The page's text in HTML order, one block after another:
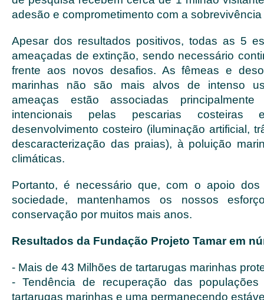
adesão e comprometimento com a
Apesar dos resultados positivos, todas as 5
ameaçadas de extinção, sendo necessário
frente aos novos desafios. As fêmeas e
marinhas não são mais alvos de intenso
ameaças estão associadas
intencionais pelas pescarias costeiras
desenvolvimento costeiro (iluminação artificial,
descaracterização das praias), à poluição
climáticas.
Portanto, é necessário que, com o apoio
sociedade, mantenhamos os nossos
conservação por muitos mais anos.
Resultados da Fundação Projeto Tamar em
- Mais de 43 Milhões de tartarugas marinhas
- Tendência de recuperação das
tartarugas marinhas e uma permanecendo